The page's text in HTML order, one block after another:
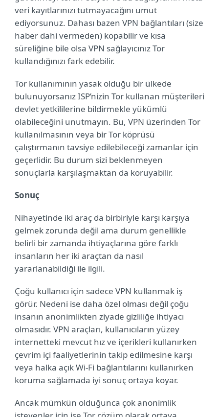
veri kayıtlarınızı tutmayacağını umut
ediyorsunuz. Dahası bazen VPN bağlantıları (size
haber dahi vermeden) kopabilir ve kısa
süreliğine bile olsa VPN sağlayıcınız Tor
kullandığınızı fark edebilir.
Tor kullanımının yasak olduğu bir ülkede
bulunuyorsanız ISP’nizin Tor kullanan müşterileri
devlet yetkililerine bildirmekle yükümlü
olabileceğini unutmayın. Bu, VPN üzerinden Tor
kullanılmasının veya bir Tor köprüsü
çalıştırmanın tavsiye edilebileceği zamanlar için
geçerlidir. Bu durum sizi beklenmeyen
sonuçlarla karşılaşmaktan da koruyabilir.
Sonuç
Nihayetinde iki araç da birbiriyle karşı karşıya
gelmek zorunda değil ama durum genellikle
belirli bir zamanda ihtiyaçlarına göre farklı
insanların her iki araçtan da nasıl
yararlanabildiği ile ilgili.
Çoğu kullanıcı için sadece VPN kullanmak iş
görür. Nedeni ise daha özel olması değil çoğu
insanın anonimlikten ziyade gizliliğe ihtiyacı
olmasıdır. VPN araçları, kullanıcıların yüzey
internetteki mevcut hız ve içerikleri kullanırken
çevrim içi faaliyetlerinin takip edilmesine karşı
veya halka açık Wi-Fi bağlantılarını kullanırken
koruma sağlamada iyi sonuç ortaya koyar.
Ancak mümkün olduğunca çok anonimlik